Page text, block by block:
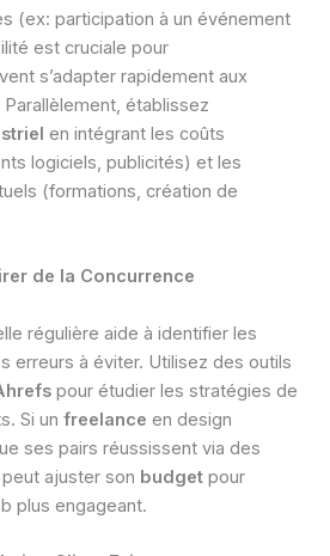
(ex: participation à un événement
est cruciale pour
s’adapter rapidement aux
établissez
en intégrant les coûts
logiciels, publicités) et les
(formations, création de
de la Concurrence
régulière aide à identifier les
erreurs à éviter. Utilisez des outils
pour étudier les stratégies de
Si un freelance en design
ses pairs réussissent via des
ajuster son budget pour
plus engageant.